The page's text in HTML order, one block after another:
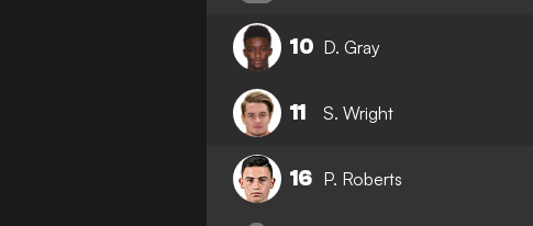
10 D. Gray
11 S. Wright
16 P. Roberts